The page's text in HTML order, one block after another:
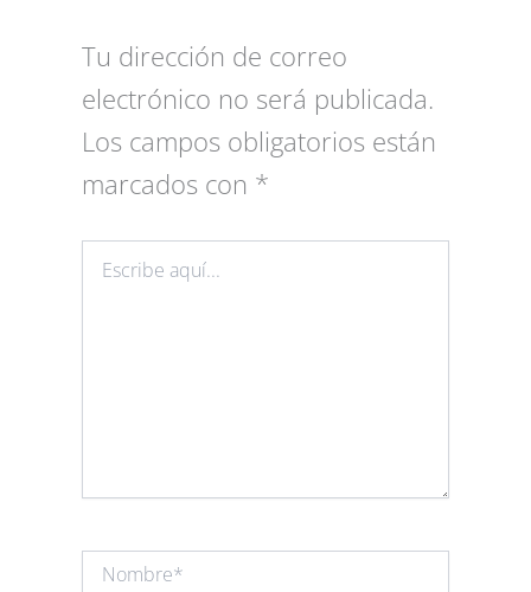
Tu dirección de correo
electrónico no será publicada.
Los campos obligatorios están
marcados con *
aquí...
Nombre*